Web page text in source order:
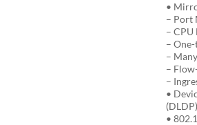
•
– Port
–
–
–
–
–
•
(DLDP)
•